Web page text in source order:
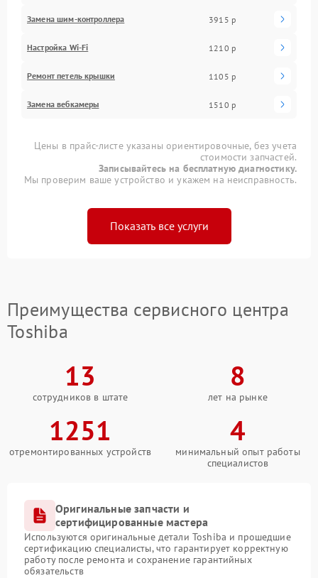
Замена шим-контроллера 3915 р
Настройка Wi-Fi 1210 р
Ремонт петель крышки 1105 р
Замена вебкамеры 1510 р
Цены в прайс-листе указаны ориентировочные, без учета
стоимости запчастей.
Записывайтесь на бесплатную диагностику.
Мы проверим ваше устройство и укажем на неисправность.
Показать все услуги
Преимущества сервисного центра
Toshiba
13
сотрудников в штате
8
лет на рынке
1251
отремонтированных устройств
4
минимальный опыт работы
специалистов
Оригинальные запчасти и
сертифицированные мастера
Используются оригинальные детали Toshiba и прошедшие
сертификацию специалисты, что гарантирует корректную
работу после ремонта и сохранение гарантийных
обязательств